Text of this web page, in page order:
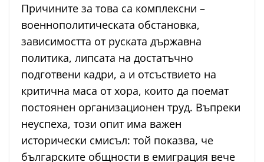
Причините за това са комплексни –
военнополитическата обстановка,
зависимостта от руската държавна
политика, липсата на достатъчно
подготвени кадри, а и отсъствието на
критична маса от хора, които да поемат
постоянен организационен труд. Въпреки
неуспеха, този опит има важен
исторически смисъл: той показва, че
българските общности в емиграция вече